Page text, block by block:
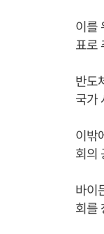
이를
표로
반도
국가
이밖
회의
바이
회를